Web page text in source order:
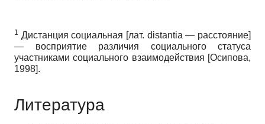
1 Дистанция социальная [лат. distantia — расстояние]
— восприятие различия социального статуса
участниками социального взаимодействия [Осипова,
1998].
Литература